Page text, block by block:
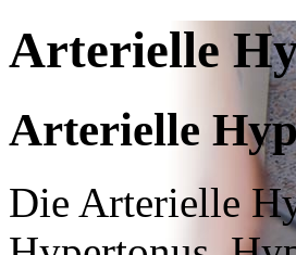
Arterielle
Arterielle
Die Arterielle